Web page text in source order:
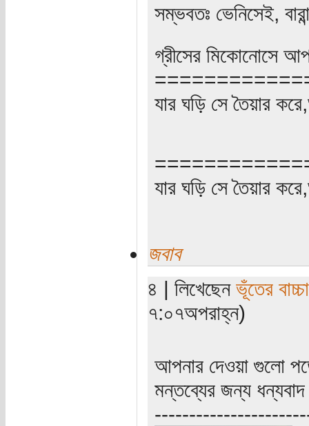
সম্ভবতঃ ভেনিসেই,
গ্রীসের মিকোনোসে
যার ঘড়ি সে তৈয়ার
যার ঘড়ি সে তৈয়ার
জবাব
৪ | লিখেছেন ভূঁতের বাচ্চা
৭:০৭অপরাহ্ন)
আপনার দেওয়া গুলো
মন্তব্যের জন্য